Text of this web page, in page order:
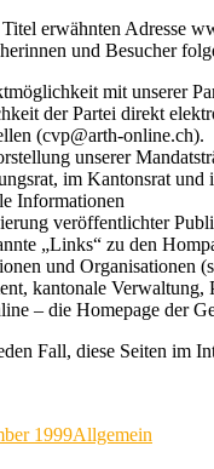
erwähnten Adresse
und Besucher
mit unserer
der Partei direkt
(cvp@arth-online.ch).
unserer
im Kantonsrat und
Informationen
veröffentlichter
„Links“ zu den
und Organisationen
kantonale Verwaltung,
– die Homepage der
Fall, diese Seiten im
1999Allgemein